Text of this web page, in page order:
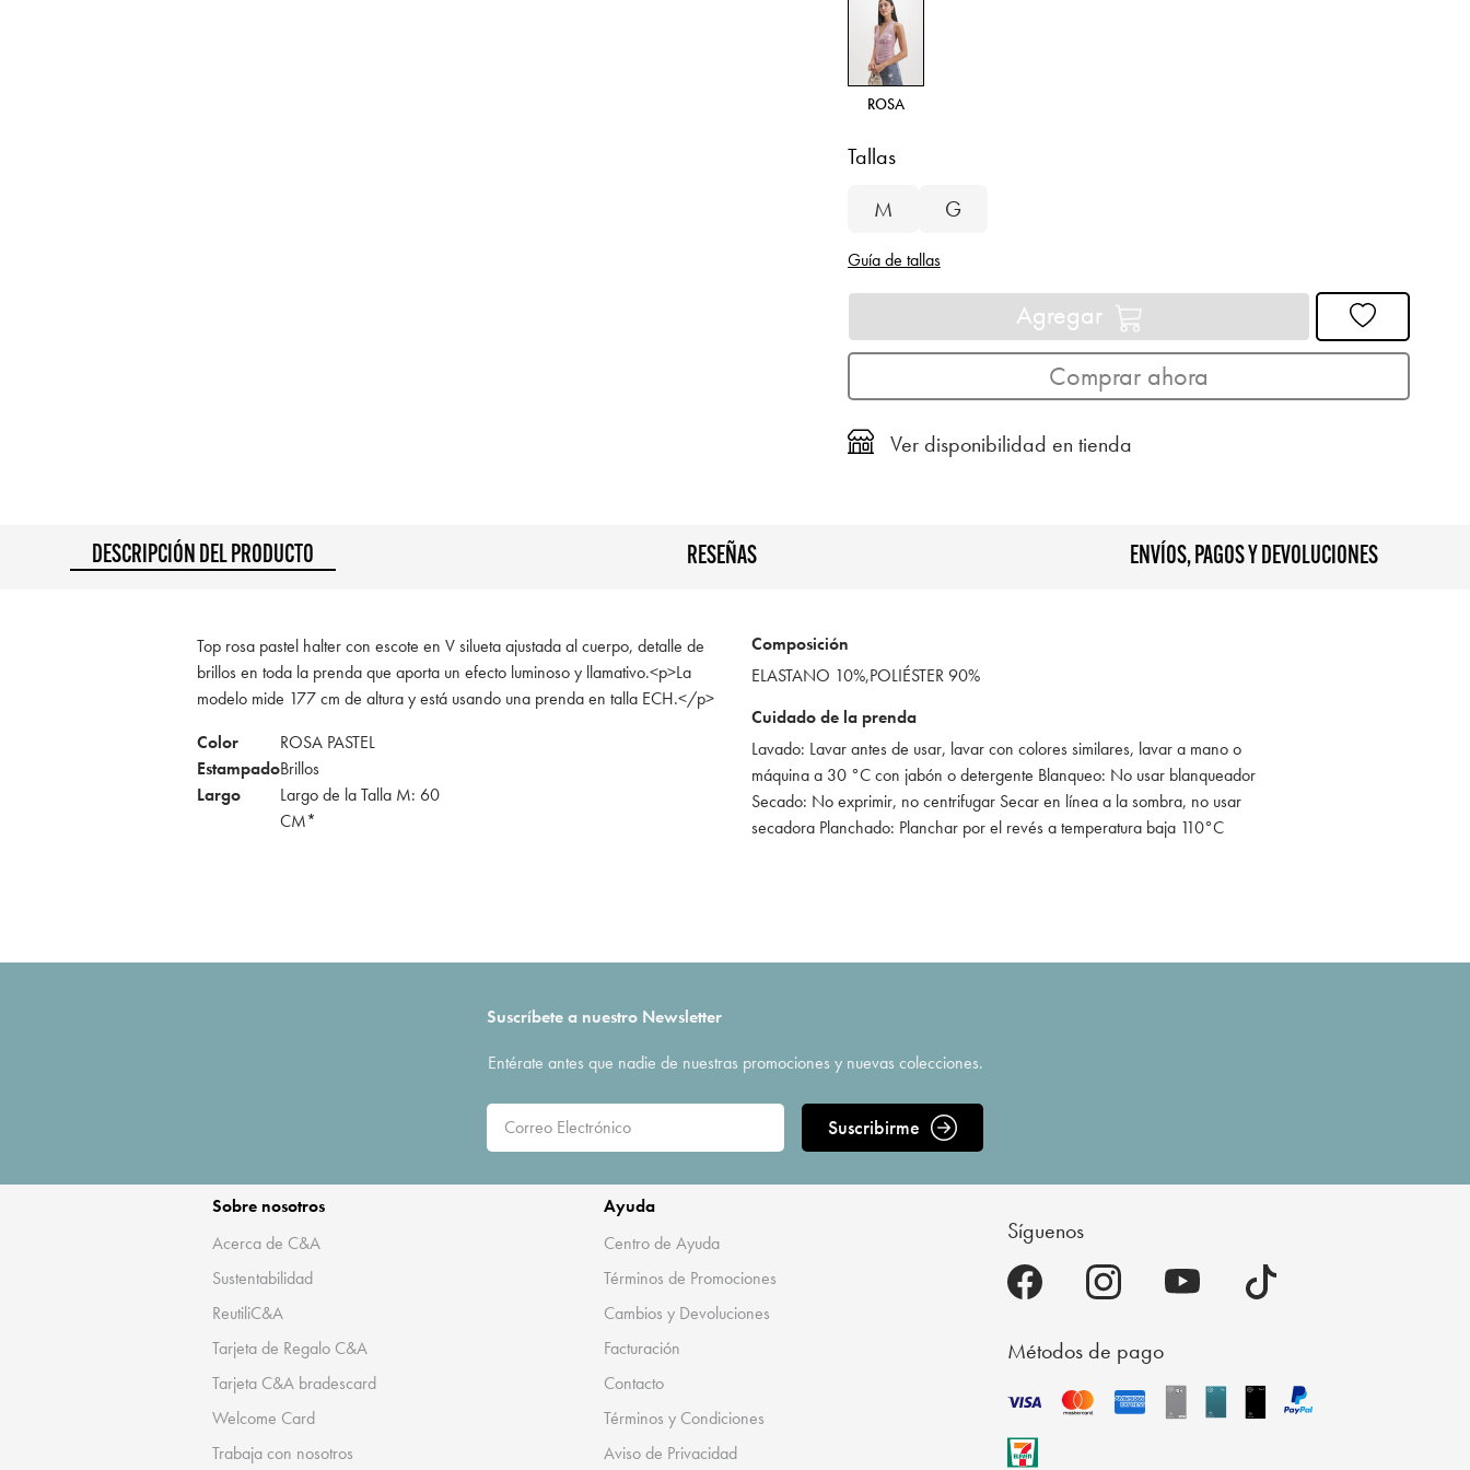
ROSA
Tallas
M
G
Guía de tallas
Agregar
Comprar ahora
Ver disponibilidad en tienda
DESCRIPCIÓN DEL PRODUCTO RESEÑAS ENVÍOS, PAGOS Y DEVOLUCIONES
Top rosa pastel halter con escote en V silueta ajustada al cuerpo, detalle de
brillos en toda la prenda que aporta un efecto luminoso y llamativo.<p>La
modelo mide 177 cm de altura y está usando una prenda en talla ECH.</p>
Color
ROSA PASTEL
EstampadoBrillos
Largo
Largo de la Talla M: 60
CM*
Composición
ELASTANO 10%,POLIÉSTER 90%
Cuidado de la prenda
Lavado: Lavar antes de usar, lavar con colores similares, lavar a mano o
máquina a 30 °C con jabón o detergente Blanqueo: No usar blanqueador
Secado: No exprimir, no centrifugar Secar en línea a la sombra, no usar
secadora Planchado: Planchar por el revés a temperatura baja 110°C
Suscríbete a nuestro Newsletter
Entérate antes que nadie de nuestras promociones y nuevas colecciones.
Suscribirme
Sobre nosotros
Acerca de C&A
Sustentabilidad
ReutiliC&A
Tarjeta de Regalo C&A
Tarjeta C&A bradescard
Welcome Card
Trabaja con nosotros
Ayuda
Centro de Ayuda
Términos de Promociones
Cambios y Devoluciones
Facturación
Contacto
Términos y Condiciones
Aviso de Privacidad
Síguenos
Métodos de pago